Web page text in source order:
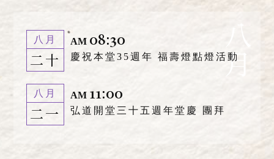
八月
八月
二十
AM 08:30
慶祝本堂35週年 福壽燈點燈活動
八月
二一
AM 11:00
弘道開堂三十五週年堂慶 團拜